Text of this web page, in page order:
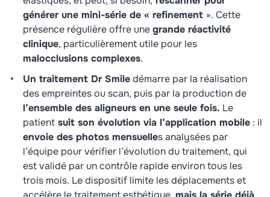
générer une mini-série de « refinement ». Cette
présence régulière offre unegrande réactivité
clinique, particulièrement utile pour les
malocclusions complexes.
Un traitement Dr Smiledémarre par la réalisation
des empreintes ou scan, puis par la production de
l’ensemble des aligneurs en une seule fois. Le
patientsuit son évolution via l’application mobile: il
envoie des photos mensuelles analysées par
l’équipe pour vérifier l’évolution du traitement, qui
est validé par un contrôle rapide environ tous les
trois mois. Le dispositif limite les déplacements et